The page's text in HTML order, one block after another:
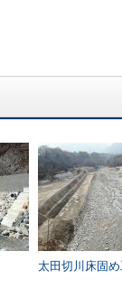
太田切川床固